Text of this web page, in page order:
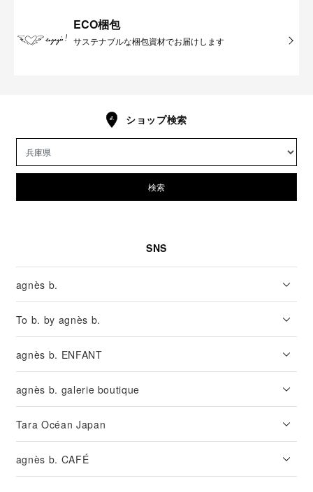
ECO梱包
サステナブルな梱包資材でお届けします
ショップ検索
検索
SNS
agnès b.
To b. by agnès b.
agnès b. ENFANT
agnès b. galerie boutique
Tara Océan Japan
agnès b. CAFÉ